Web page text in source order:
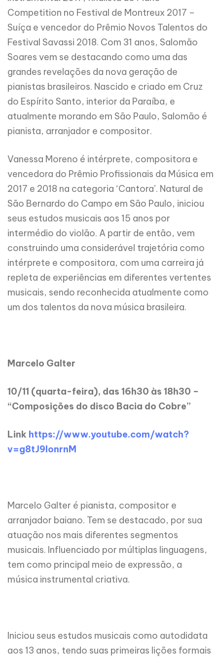
Competition no Festival de Montreux 2017 –
Suíça e vencedor do Prêmio Novos Talentos do
Festival Savassi 2018. Com 31 anos, Salomão
Soares vem se destacando como uma das
grandes revelações da nova geração de
pianistas brasileiros. Nascido e criado em Cruz
do Espírito Santo, interior da Paraíba, e
atualmente morando em São Paulo, Salomão é
pianista, arranjador e compositor.
Vanessa Moreno é intérprete, compositora e
vencedora do Prêmio Profissionais da Música em
2017 e 2018 na categoria ‘Cantora’. Natural de
São Bernardo do Campo em São Paulo, iniciou
seus estudos musicais aos 15 anos por
intermédio do violão. A partir de então, vem
construindo uma considerável trajetória como
intérprete e compositora, com uma carreira já
repleta de experiências em diferentes vertentes
musicais, sendo reconhecida atualmente como
um dos talentos da nova música brasileira.
Marcelo Galter
10/11 (quarta-feira), das 16h30 às 18h30 –
“Composições do disco Bacia do Cobre”
Link https://www.youtube.com/watch?
v=g8tJ9lonrnM
Marcelo Galter é pianista, compositor e
arranjador baiano. Tem se destacado, por sua
atuação nos mais diferentes segmentos
musicais. Influenciado por múltiplas linguagens,
tem como principal meio de expressão, a
música instrumental criativa.
Iniciou seus estudos musicais como autodidata
aos 13 anos, tendo suas primeiras lições formais